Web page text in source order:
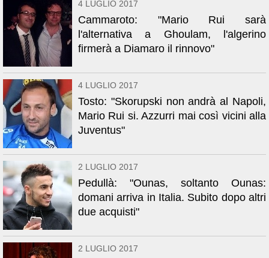
4 LUGLIO 2017
Cammaroto: "Mario Rui sarà
l'alternativa a Ghoulam, l'algerino
firmerà a Diamaro il rinnovo"
4 LUGLIO 2017
Tosto: "Skorupski non andrà al Napoli,
Mario Rui si. Azzurri mai così vicini alla
Juventus"
2 LUGLIO 2017
Pedullà: "Ounas, soltanto Ounas:
domani arriva in Italia. Subito dopo altri
due acquisti"
2 LUGLIO 2017